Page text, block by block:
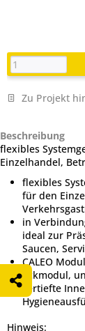
Zu Projekt
Beschreibung
flexibles
Einzelhandel,
flexibles
für den
in
ideal zur
Saucen,
CALEO
Eckmodul,
vertiefte
Hinweis: